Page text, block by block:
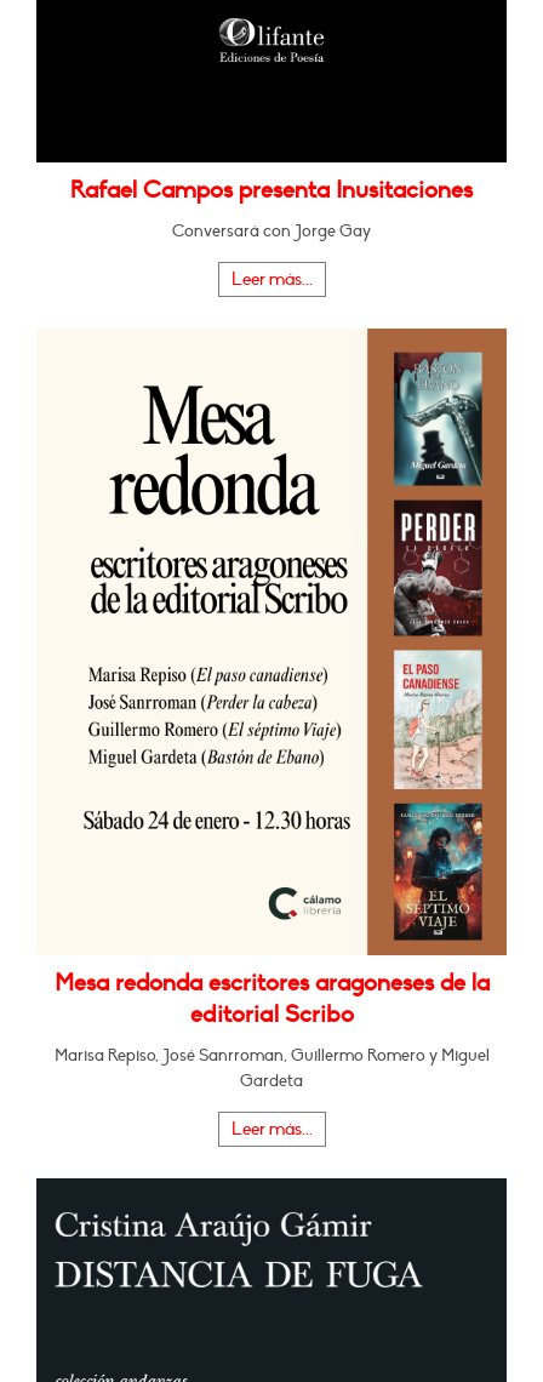
Rafael Campos presenta Inusitaciones
Conversará con Jorge Gay
Leer más...
Mesa redonda escritores aragoneses de la
editorial Scribo
Marisa Repiso, José Sanrroman, Guillermo Romero y Miguel
Gardeta
Leer más...